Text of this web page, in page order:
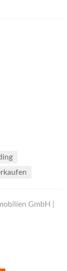
GmbH |